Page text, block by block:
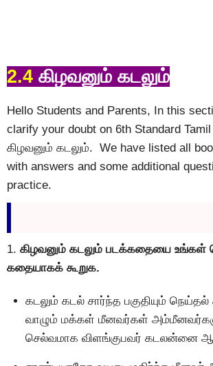
2.4 கிழவனும் கடலும்
Hello Students and Parents, In this
clarify your doubt on 6th Standard
கிழவனும் கடலும். We have listed all
with answers and some additional
practice.
1. கிழவனும் கடலும் படக்கதையை உங்கள்
கதையாகக் கூறுக.
கடலும் கடல் சார்ந்த பகுதியும்
வாழும் மக்கள் மீனவர்கள்
செல்வமாக விளங்குபவர் கடலன்னை